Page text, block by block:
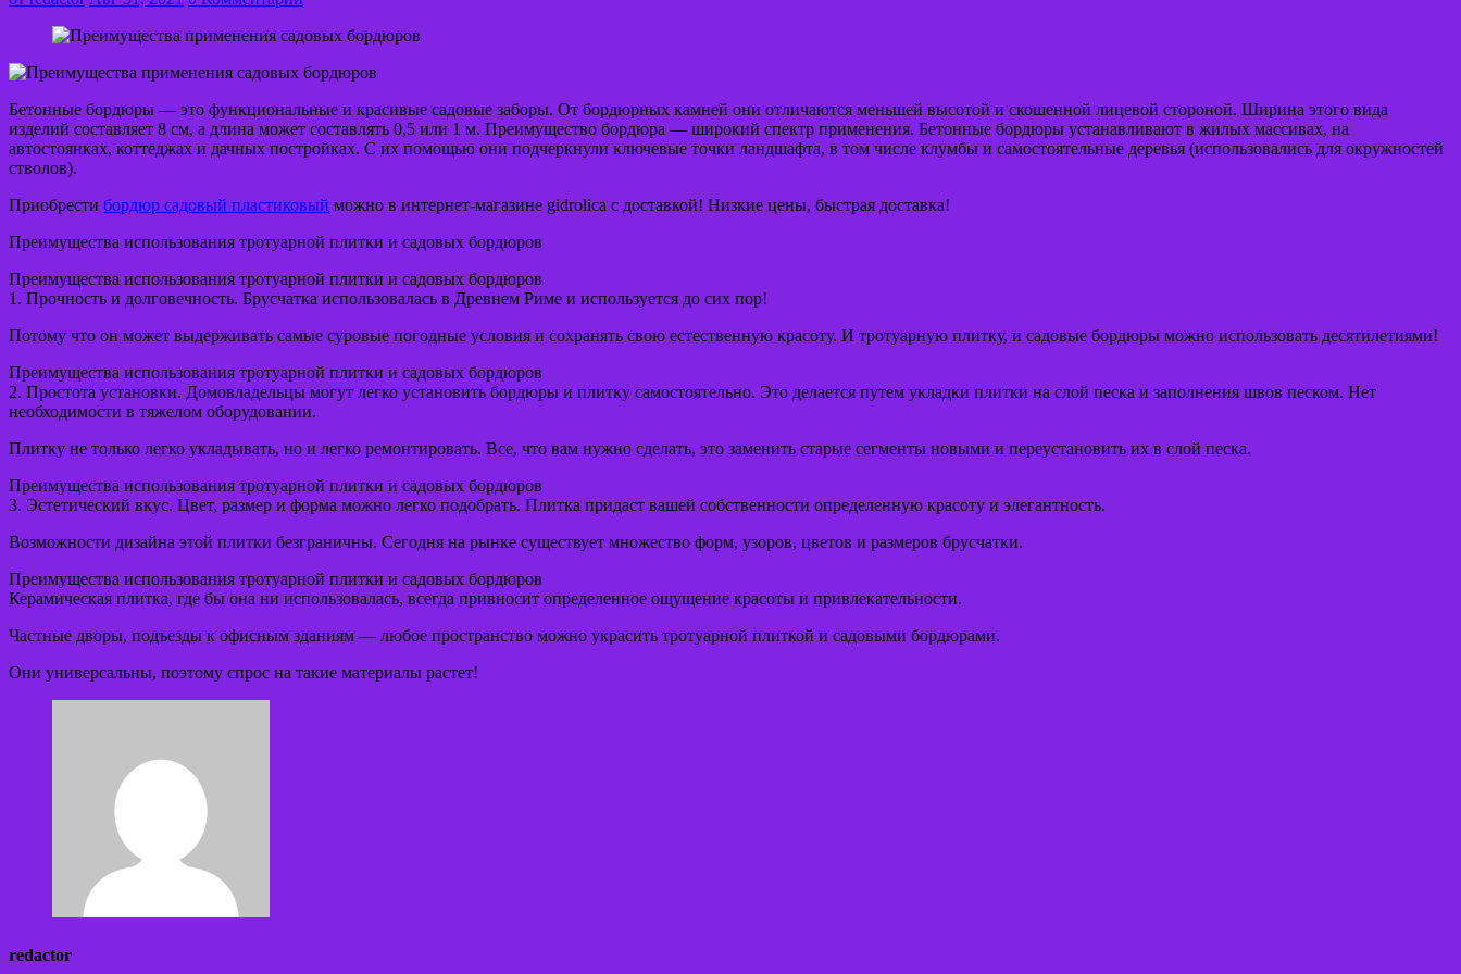
Бетонные бордюры — это функциональные и красивые садовые заборы. От бордюрных камней они отличаются меньшей высотой и скошенной лицевой стороной. Ширина этого вида
изделий составляет 8 см, а длина может составлять 0,5 или 1 м. Преимущество бордюра — широкий спектр применения. Бетонные бордюры устанавливают в жилых массивах, на
автостоянках, коттеджах и дачных постройках. С их помощью они подчеркнули ключевые точки ландшафта, в том числе клумбы и самостоятельные деревья (использовались для окружностей
стволов).
Приобрести бордюр садовый пластиковый можно в интернет-магазине gidrolica с доставкой! Низкие цены, быстрая доставка!
Преимущества использования тротуарной плитки и садовых бордюров
Преимущества использования тротуарной плитки и садовых бордюров
1. Прочность и долговечность. Брусчатка использовалась в Древнем Риме и используется до сих пор!
Потому что он может выдерживать самые суровые погодные условия и сохранять свою естественную красоту. И тротуарную плитку, и садовые бордюры можно использовать десятилетиями!
Преимущества использования тротуарной плитки и садовых бордюров
2. Простота установки. Домовладельцы могут легко установить бордюры и плитку самостоятельно. Это делается путем укладки плитки на слой песка и заполнения швов песком. Нет
необходимости в тяжелом оборудовании.
Плитку не только легко укладывать, но и легко ремонтировать. Все, что вам нужно сделать, это заменить старые сегменты новыми и переустановить их в слой песка.
Преимущества использования тротуарной плитки и садовых бордюров
3. Эстетический вкус. Цвет, размер и форма можно легко подобрать. Плитка придаст вашей собственности определенную красоту и элегантность.
Возможности дизайна этой плитки безграничны. Сегодня на рынке существует множество форм, узоров, цветов и размеров брусчатки.
Преимущества использования тротуарной плитки и садовых бордюров
Керамическая плитка, где бы она ни использовалась, всегда привносит определенное ощущение красоты и привлекательности.
Частные дворы, подъезды к офисным зданиям — любое пространство можно украсить тротуарной плиткой и садовыми бордюрами.
Они универсальны, поэтому спрос на такие материалы растет!
redactor